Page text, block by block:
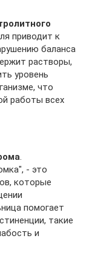
приводит к
баланса
растворы,
уровень
что
работы всех
- это
которые
помогает
такие
и